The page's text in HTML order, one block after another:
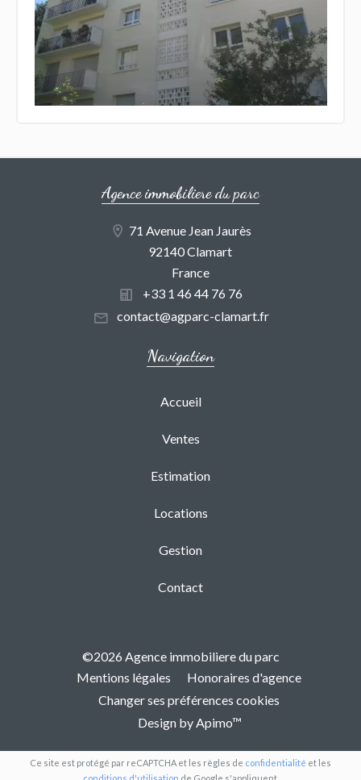
Agence immobiliere du parc
71 Avenue Jean Jaurès
92140 Clamart
France
+33 1 46 44 76 76
contact@agparc-clamart.fr
Navigation
Accueil
Ventes
Estimation
Locations
Gestion
Contact
©2026 Agence immobiliere du parc
Mentions légales
Honoraires d'agence
Changer ses préférences cookies
Design by Apimo™
Ce site est protégé par reCAPTCHA et les règles de confidentialité et les
conditions d'utilisation de Google s'appliquent.